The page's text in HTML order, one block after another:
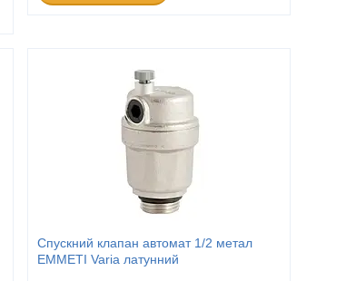
Спускний клапан автомат 1/2 метал
EMMETI Varia латунний